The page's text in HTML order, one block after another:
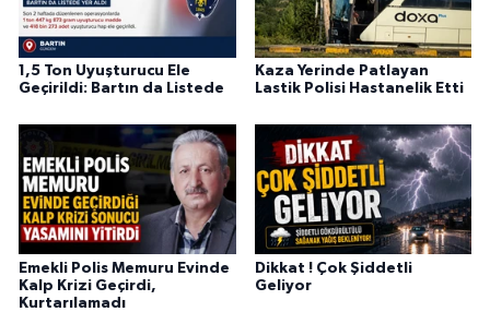
1,5 Ton Uyuşturucu Ele
Geçirildi: Bartın da Listede
Kaza Yerinde Patlayan
Lastik Polisi Hastanelik Etti
Emekli Polis Memuru Evinde
Kalp Krizi Geçirdi,
Kurtarılamadı
Dikkat ! Çok Şiddetli
Geliyor